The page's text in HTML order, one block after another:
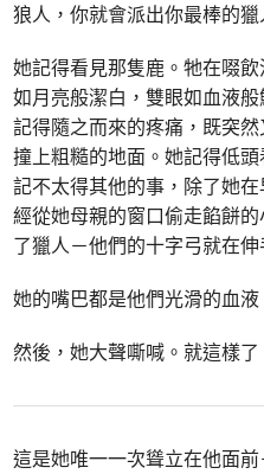
狼人，你就會派出你最棒的獵
她記得看見那隻鹿。牠在啜
如月亮般潔白，雙眼如血液
記得隨之而來的疼痛，既突
撞上粗糙的地面。她記得低
記不太得其他的事，除了她
經從她母親的窗口偷走餡餅
了獵人－他們的十字弓就在伸
她的嘴巴都是他們光滑的血液
然後，她大聲嘶喊。就這樣了
這是她唯一一次聳立在他面